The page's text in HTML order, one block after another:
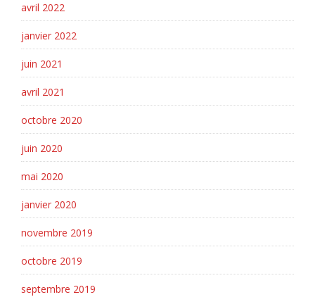
avril 2022
janvier 2022
juin 2021
avril 2021
octobre 2020
juin 2020
mai 2020
janvier 2020
novembre 2019
octobre 2019
septembre 2019